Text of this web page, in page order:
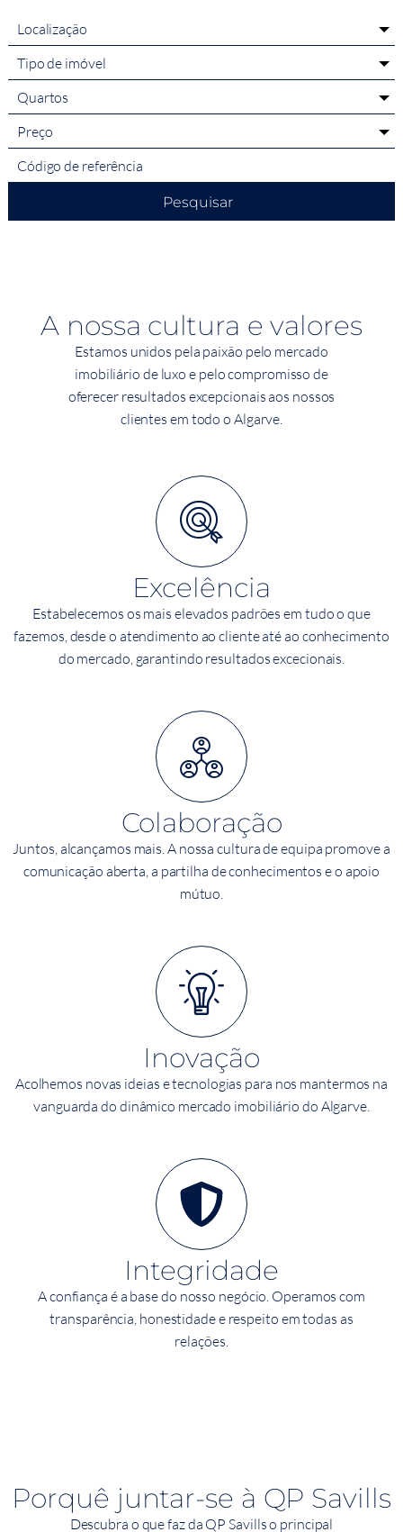
Localização
Tipo de imóvel
Quartos
Preço
Pesquisar
A nossa cultura e valores
Estamos unidos pela paixão pelo mercado
imobiliário de luxo e pelo compromisso de
oferecer resultados excepcionais aos nossos
clientes em todo o Algarve.
Excelência
Estabelecemos os mais elevados padrões em tudo o que
fazemos, desde o atendimento ao cliente até ao conhecimento
do mercado, garantindo resultados excecionais.
Colaboração
Juntos, alcançamos mais. A nossa cultura de equipa promove a
comunicação aberta, a partilha de conhecimentos e o apoio
mútuo.
Inovação
Acolhemos novas ideias e tecnologias para nos mantermos na
vanguarda do dinâmico mercado imobiliário do Algarve.
Integridade
A confiança é a base do nosso negócio. Operamos com
transparência, honestidade e respeito em todas as
relações.
Porquê juntar-se à QP Savills
Descubra o que faz da QP Savills o principal